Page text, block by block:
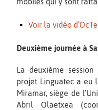
Voir la vidéo
Deuxième journée à
La deuxième
projet Linguatec a eu
Miramar, siège de
Abril Olaetxea